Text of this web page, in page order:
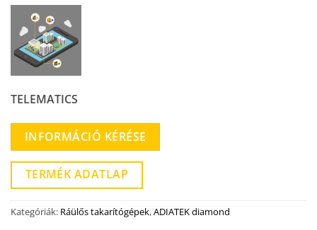
TELEMATICS
INFORMÁCIÓ KÉRÉSE
TERMÉK ADATLAP
Kategóriák: Ráülős takarítógépek,ADIATEK diamond